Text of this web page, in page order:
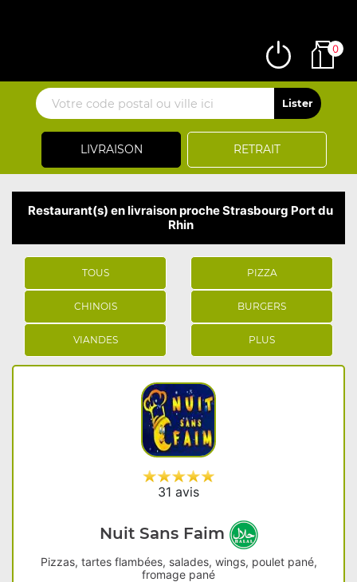
LIVRAISON RETRAIT
0
Restaurant(s) en livraison proche Strasbourg Port du
Rhin
TOUS PIZZA
CHINOIS BURGERS
VIANDES PLUS
31 avis
Nuit Sans Faim
Pizzas, tartes flambées, salades, wings, poulet pané,
fromage pané